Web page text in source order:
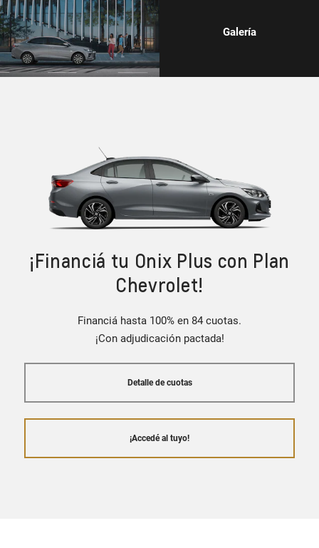
Galería
¡Financiá tu Onix Plus con Plan
Chevrolet!
Financiá hasta 100% en 84 cuotas.
¡Con adjudicación pactada!
Detalle de cuotas
¡Accedé al tuyo!